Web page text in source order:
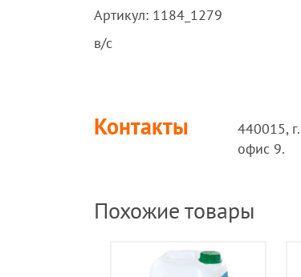
Артикул: 1184_1279
в/с
Контакты
440015,
офис 9.
Похожие товары